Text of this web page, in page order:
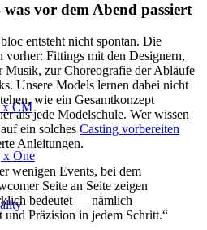
x CM
x One
vor dem Abend passiert
entsteht nicht spontan. Die
vorher: Fittings mit den Designern,
Musik, zur Choreografie der Abläufe
Unsere Models lernen dabei nicht
wie ein Gesamtkonzept
als jede Modelschule. Wer wissen
ein solches Casting vorbereiten
Anleitungen.
wenigen Events, bei dem
Seite an Seite zeigen
bedeutet — nämlich
Präzision in jedem Schritt.“